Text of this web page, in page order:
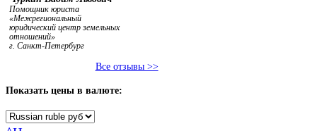
Помощник юриста
«Межрегиональный
юридический центр земельных
отношений»
г. Санкт-Петербург
Все отзывы >>
Показать цены в валюте: